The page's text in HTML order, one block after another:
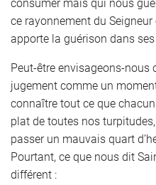
consumer mais qui nous
ce rayonnement du Seigneur
apporte la guérison dans
Peut-être envisageons-nous
jugement comme un
connaître tout ce que
plat de toutes nos
passer un mauvais quart
Pourtant, ce que nous dit
différent :